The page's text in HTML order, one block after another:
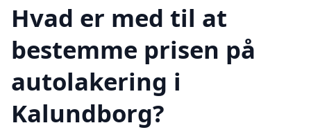
Hvad er med til at
bestemme prisen på
autolakering i
Kalundborg?